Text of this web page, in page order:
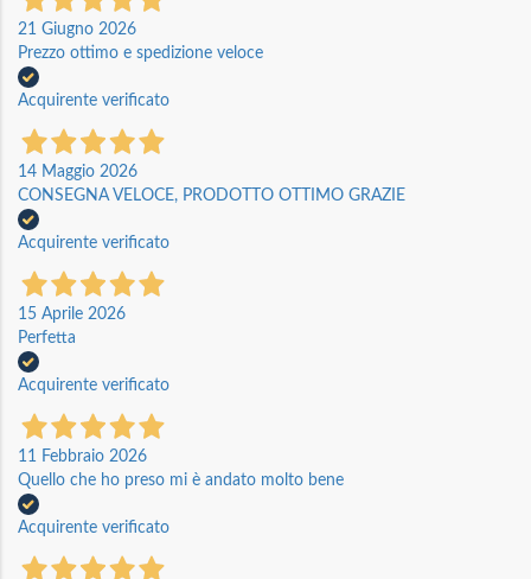
21 Giugno 2026
Prezzo ottimo e spedizione veloce
Acquirente verificato
14 Maggio 2026
CONSEGNA VELOCE, PRODOTTO OTTIMO GRAZIE
Acquirente verificato
15 Aprile 2026
Perfetta
Acquirente verificato
11 Febbraio 2026
Quello che ho preso mi è andato molto bene
Acquirente verificato